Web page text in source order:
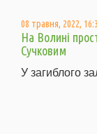
08 травня, 2022,
На Волині
Сучковим
У загиблого